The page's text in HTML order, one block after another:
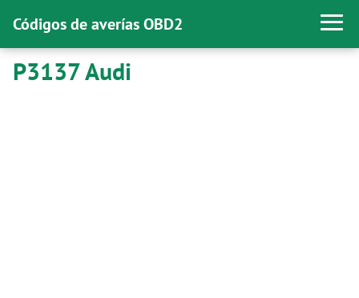
Códigos de averías OBD2
P3137 Audi